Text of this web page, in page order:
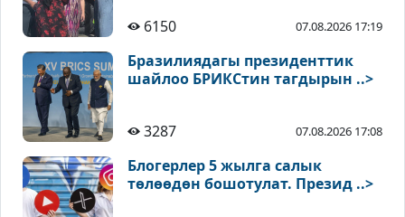
6150 07.08.2026 17:19
Бразилиядагы президенттик
шайлоо БРИКСтин тагдырын ..>
3287 07.08.2026 17:08
Блогерлер 5 жылга салык
төлөөдөн бошотулат. Презид ..>